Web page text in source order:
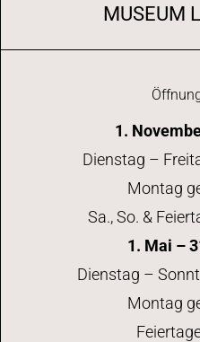
MUSEUM
1.
Dienstag –
Montag
Sa., So. &
1. Mai –
Dienstag –
Montag